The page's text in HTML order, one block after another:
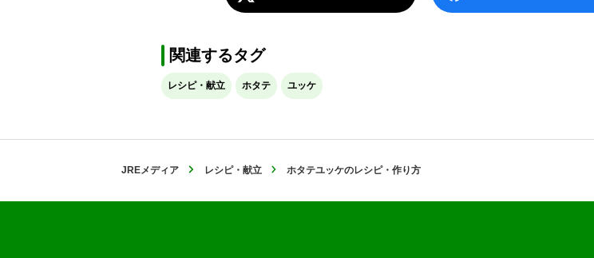
関連するタグ
レシピ・献立 ホタテ ユッケ
JREメディア レシピ・献立 ホタテユッケのレシピ・作り方